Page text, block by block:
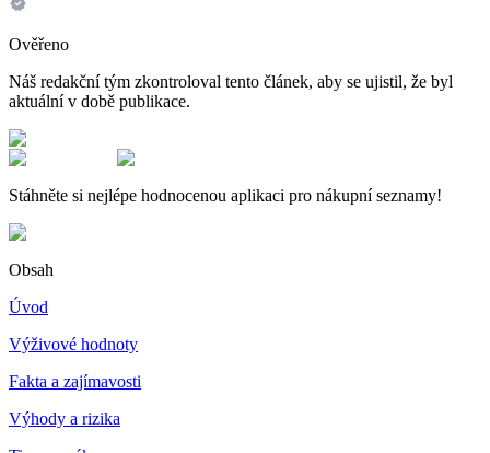
Ověřeno
Náš redakční tým zkontroloval tento článek, aby se ujistil, že byl
aktuální v době publikace.
Stáhněte si nejlépe hodnocenou aplikaci pro nákupní seznamy!
Obsah
Úvod
Výživové hodnoty
Fakta a zajímavosti
Výhody a rizika